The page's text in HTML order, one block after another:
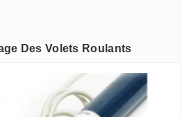
Des Volets Roulants